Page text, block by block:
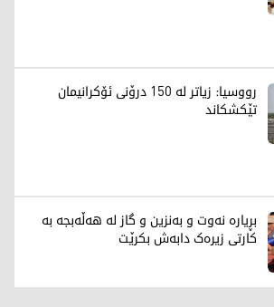
رووسیا: زیاتر لە 150 درۆنی ئۆکرانیمان
تێکشکاند
بڕیارە نەوت و بەنزین و گاز لە هەڵەبجە بە
کارتی زیرەک دابەش بکرێت